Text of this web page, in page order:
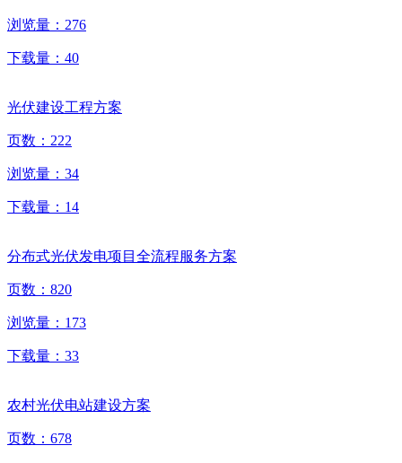
浏览量： 276
下载量： 40
光伏建设工程方案
页数： 222
浏览量： 34
下载量： 14
分布式光伏发电项目全流程服务方案
页数： 820
浏览量： 173
下载量： 33
农村光伏电站建设方案
页数： 678